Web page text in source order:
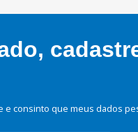
e consinto que meus dados